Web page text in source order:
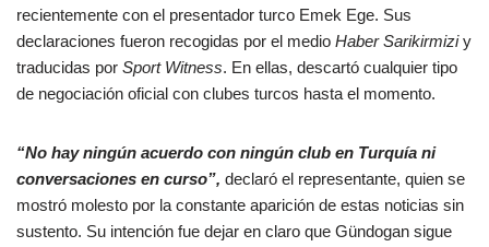
recientemente con el presentador turco Emek Ege. Sus
declaraciones fueron recogidas por el medio Haber Sarikirmiziy
traducidas por Sport Witness. En ellas, descartó cualquier tipo
de negociación oficial con clubes turcos hasta el momento.
“No hay ningún acuerdo con ningún club en Turquía ni
conversaciones en curso”, declaró el representante, quien se
mostró molesto por la constante aparición de estas noticias sin
sustento. Su intención fue dejar en claro que Gündogan sigue